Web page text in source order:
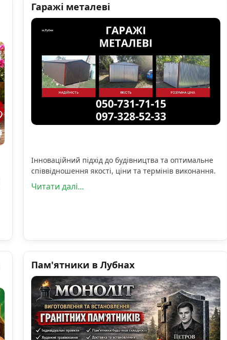
Гаражі металеві
Інноваційний підхід до будівництва та оптимальне
співвідношення якості, ціни та термінів виконання.
Читати далі...
Пам'ятники в Лубнах